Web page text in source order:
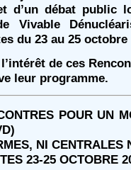
d’un débat public
Vivable
du 23 au 25
de ces
leur programme.
POUR UN
NI CENTRALES
23-25 OCTOBRE